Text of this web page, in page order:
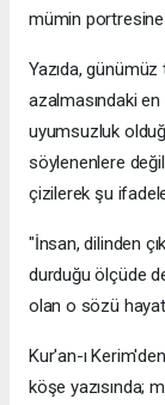
mümin
​Yazıda,
azalmasındaki
uyumsuzluk
söylenenlere
çizilerek şu
​"İnsan, dilinden
durduğu ölçüde
olan o sözü
​Kur'an-ı
köşe yazısında;